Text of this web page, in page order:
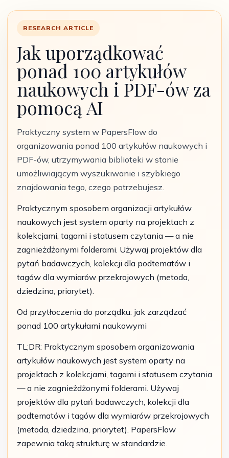
RESEARCH ARTICLE
Jak uporządkować
ponad 100 artykułów
naukowych i PDF-ów za
pomocą AI
Praktyczny system w PapersFlow do
organizowania ponad 100 artykułów naukowych i
PDF-ów, utrzymywania biblioteki w stanie
umożliwiającym wyszukiwanie i szybkiego
znajdowania tego, czego potrzebujesz.
Praktycznym sposobem organizacji artykułów
naukowych jest system oparty na projektach z
kolekcjami, tagami i statusem czytania — a nie
zagnieżdżonymi folderami. Używaj projektów dla
pytań badawczych, kolekcji dla podtematów i
tagów dla wymiarów przekrojowych (metoda,
dziedzina, priorytet).
Od przytłoczenia do porządku: jak zarządzać
ponad 100 artykułami naukowymi
TL;DR: Praktycznym sposobem organizowania
artykułów naukowych jest system oparty na
projektach z kolekcjami, tagami i statusem czytania
— a nie zagnieżdżonymi folderami. Używaj
projektów dla pytań badawczych, kolekcji dla
podtematów i tagów dla wymiarów przekrojowych
(metoda, dziedzina, priorytet). PapersFlow
zapewnia taką strukturę w standardzie.